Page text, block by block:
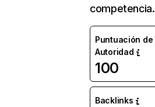
competencia.
Puntuación de
Autoridad
100
Backlinks